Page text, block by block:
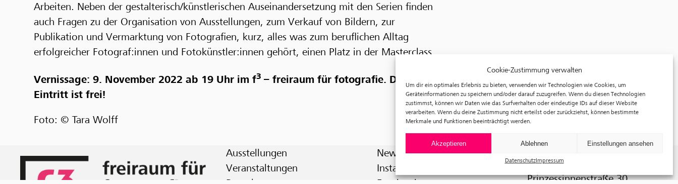
Cookie-Zustimmung verwalten
Um dir ein optimales Erlebnis zu bieten, verwenden wir Technologien wie Cookies, um
Geräteinformationen zu speichern und/oder darauf zuzugreifen. Wenn du diesen Technologien
zustimmst, können wir Daten wie das Surfverhalten oder eindeutige IDs auf dieser Website
verarbeiten. Wenn du deine Zustimmung nicht erteilst oder zurückziehst, können bestimmte
Merkmale und Funktionen beeinträchtigt werden.
Akzeptieren Ablehnen Einstellungen ansehen
DatenschutzImpressum
Arbeiten. Neben der gestalterisch/künstlerischen Auseinandersetzung mit den Serien finden
auch Fragen zu der Organisation von Ausstellungen, zum Verkauf von Bildern, zur
Publikation und Vermarktung von Fotografien, kurz, alles was zum beruflichen Alltag
erfolgreicher Fotograf:innen und Fotokünstler:innen gehört, einen Platz in der Masterclass.
Vernissage: 9. November 2022 ab 19 Uhr im f3 – freiraum für fotografie. Der
Eintritt ist frei!
Foto: © Tara Wolff
Ausstellungen
Veranstaltungen
Newsletter
Instagram
f³ – freiraum für fotografie
Prinzessinnenstraße 30